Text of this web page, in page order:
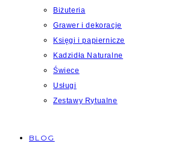
Biżuteria
Grawer i dekoracje
Księgi i papiernicze
Kadzidła Naturalne
Świece
Usługi
Zestawy Rytualne
BLOG